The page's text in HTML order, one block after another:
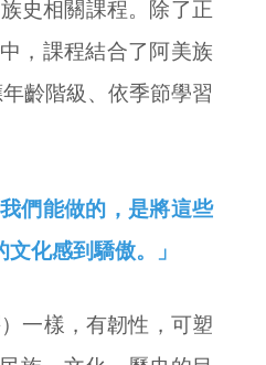
史相關課程。除了正
，課程結合了阿美族
齡階級、依季節學習
們能做的，是將這些
化感到驕傲。」
一樣，有韌性，可塑